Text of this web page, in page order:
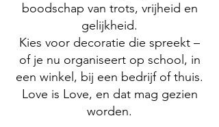
boodschap van trots, vrijheid en
gelijkheid.
Kies voor decoratie die spreekt –
of je nu organiseert op school, in
een winkel, bij een bedrijf of thuis.
Love is Love, en dat mag gezien
worden.